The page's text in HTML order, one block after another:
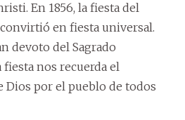
En 1856, la fiesta del
en fiesta universal.
devoto del Sagrado
fiesta nos recuerda el
por el pueblo de todos